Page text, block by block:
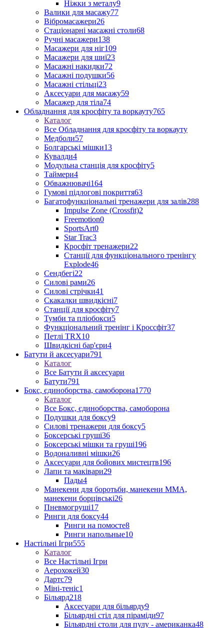
Ніжки з металу9
Валики для масажу77
Вібромасажери26
Стаціонарні масажні столи68
Ручні масажери138
Масажери для ніг109
Масажери для шиї23
Масажні накидки72
Масажні подушки56
Масажні стільці23
Аксесуари для масажу59
Масажер для тіла74
Обладнання для кросфіту та воркауту765
Каталог
Все Обладнання для кросфіту та воркауту
Медболи57
Болгарські мішки13
Кувалди4
Модульна станція для кросфіту5
Таймери4
Обважнювачі164
Гумові підлогові покриття63
Багатофункціональні тренажери для залів288
Impulse Zone (Crossfit)2
Freemotion0
SportsArt0
Star Trac3
Кросфіт тренажери22
Станції для функціонального тренінгу
Explode46
Сендбегі22
Силові рами26
Силові стрічки41
Скакалки швидкісні7
Станції для кросфіту7
Тумби та пліобокси5
Функціональний тренінг і Кроссфіт37
Петлі TRX10
Швидкісні бар'єри4
Батути й аксесуари791
Каталог
Все Батути й аксесуари
Батути791
Бокс, єдиноборства, самоборона1770
Каталог
Все Бокс, єдиноборства, самоборона
Подушки для боксу9
Силові тренажери для боксу5
Боксерські груші36
Боксерські мішки та груші196
Водоналивні мішки26
Аксесуари для бойових мистецтв196
Лапи та маківари29
Пады4
Манекени для боротьби, манекени ММА,
манекени борцівські26
Пневмогруші17
Ринги для боксу44
Ринги на помосте8
Ринги напольные10
Настільні Ігри555
Каталог
Все Настільні Ігри
Аерохокей30
Дартс79
Міні-теніс1
Більярд218
Аксесуари для більярду9
Більярдні стіл для піраміди97
Більярдні столи для пулу - американка48